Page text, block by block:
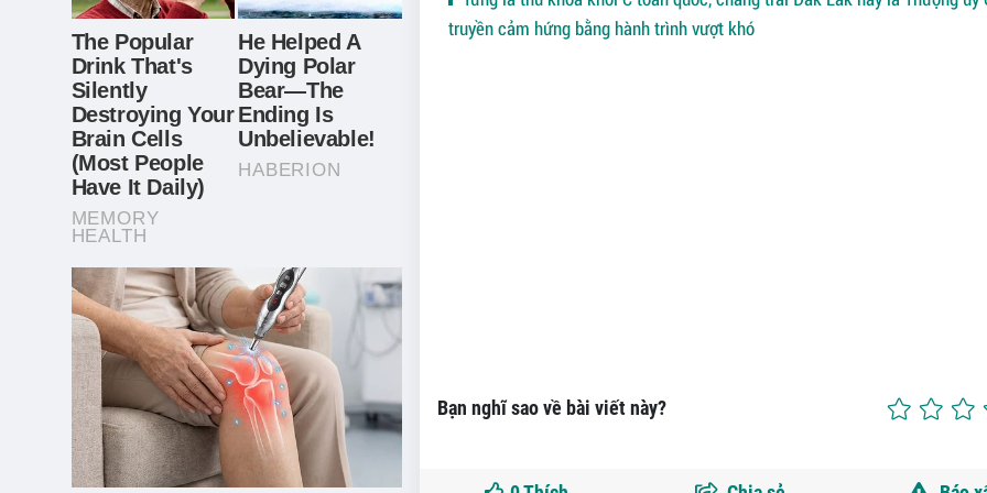
truyền cảm hứng bằng hành trình vượt khó
Bạn nghĩ sao về bài viết này?